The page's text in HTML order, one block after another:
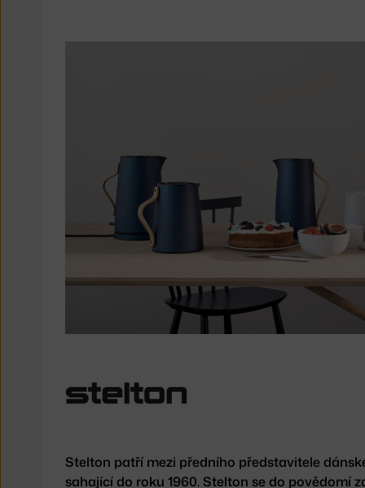
Stelton patří mezi předního představitele
sahající do roku 1960. Stelton se do povědomí